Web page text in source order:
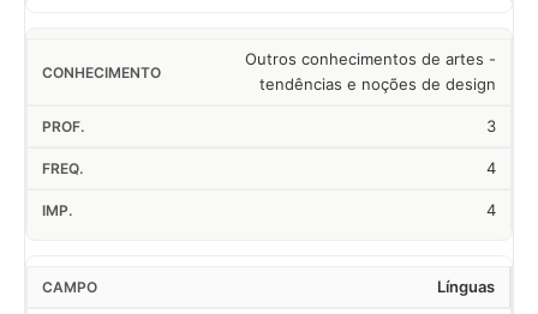
Outros conhecimentos de artes -
tendências e noções de design
3
4
4
Línguas